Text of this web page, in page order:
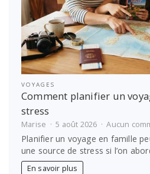
VOYAGES
Comment planifier un
stress
Marise 5 août 2026 Aucun
Planifier un voyage en famille
une source de stress si l’on
En savoir plus